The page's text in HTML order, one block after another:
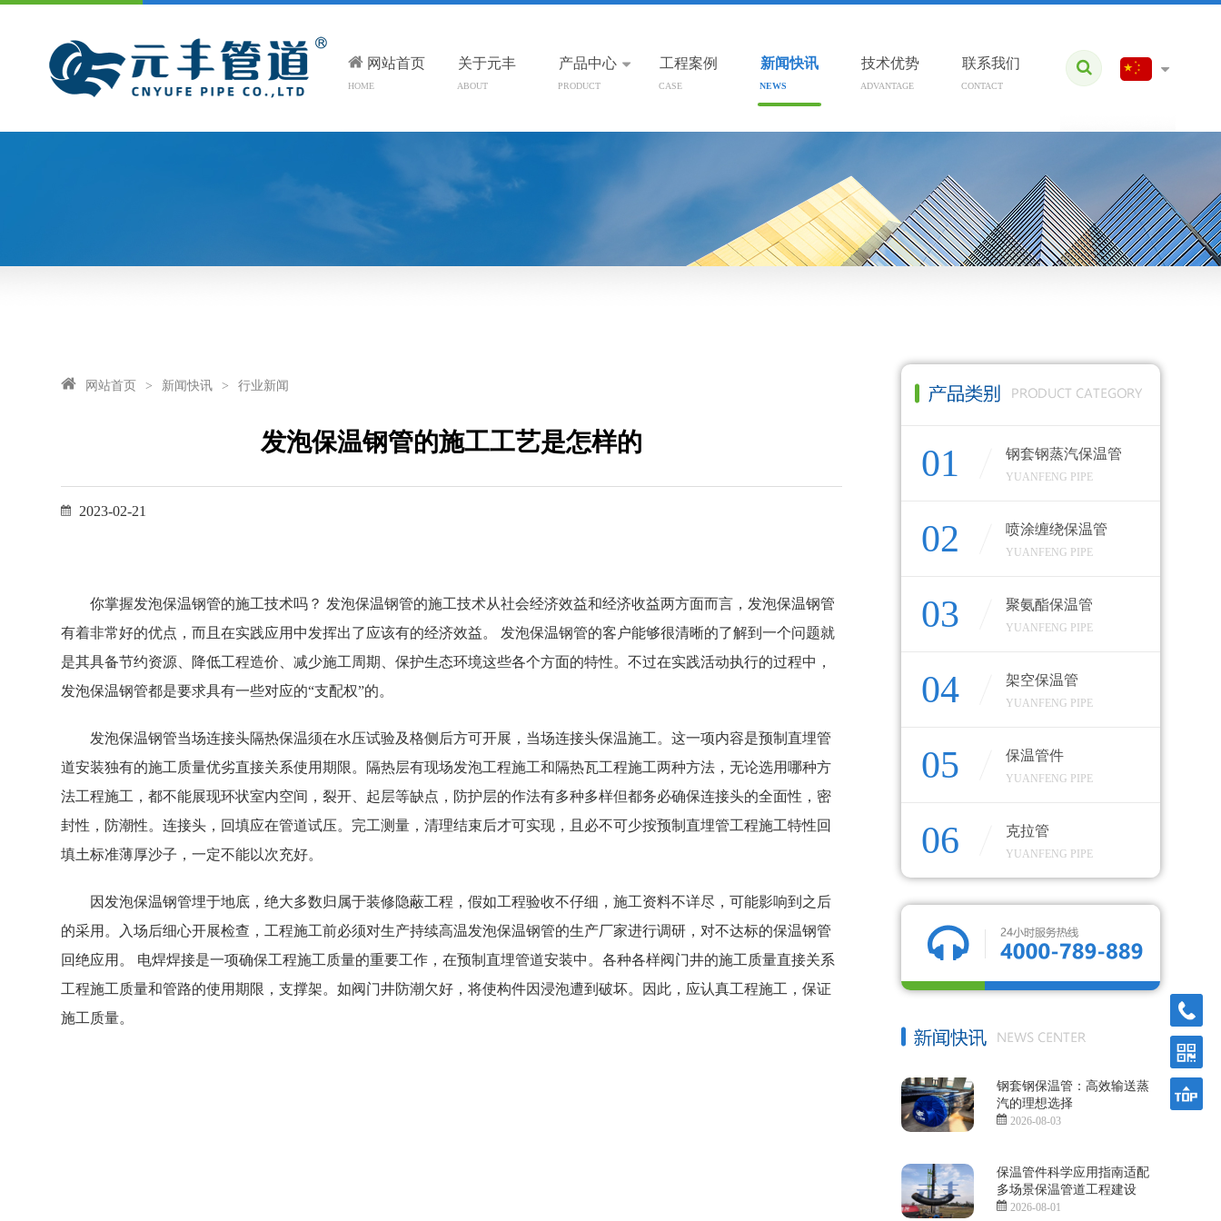
网站首页
HOME
关于元丰
ABOUT
产品中心
PRODUCT
工程案例
CASE
新闻快讯
NEWS
技术优势
ADVANTAGE
联系我们
CONTACT
网站首页 > 新闻快讯 > 行业新闻
发泡保温钢管的施工工艺是怎样的
2023-02-21
你掌握发泡保温钢管的施工技术吗？ 发泡保温钢管的施工技术从社会经济效益和经济收益两方面而言，发泡保温钢管
有着非常好的优点，而且在实践应用中发挥出了应该有的经济效益。 发泡保温钢管的客户能够很清晰的了解到一个问题就
是其具备节约资源、降低工程造价、减少施工周期、保护生态环境这些各个方面的特性。不过在实践活动执行的过程中，
发泡保温钢管都是要求具有一些对应的“支配权”的。
发泡保温钢管当场连接头隔热保温须在水压试验及格侧后方可开展，当场连接头保温施工。这一项内容是预制直埋管
道安装独有的施工质量优劣直接关系使用期限。隔热层有现场发泡工程施工和隔热瓦工程施工两种方法，无论选用哪种方
法工程施工，都不能展现环状室内空间，裂开、起层等缺点，防护层的作法有多种多样但都务必确保连接头的全面性，密
封性，防潮性。连接头，回填应在管道试压。完工测量，清理结束后才可实现，且必不可少按预制直埋管工程施工特性回
填土标准薄厚沙子，一定不能以次充好。
因发泡保温钢管埋于地底，绝大多数归属于装修隐蔽工程，假如工程验收不仔细，施工资料不详尽，可能影响到之后
的采用。入场后细心开展检查，工程施工前必须对生产持续高温发泡保温钢管的生产厂家进行调研，对不达标的保温钢管
回绝应用。 电焊焊接是一项确保工程施工质量的重要工作，在预制直埋管道安装中。各种各样阀门井的施工质量直接关系
工程施工质量和管路的使用期限，支撑架。如阀门井防潮欠好，将使构件因浸泡遭到破坏。因此，应认真工程施工，保证
施工质量。
01 钢套钢蒸汽保温管
YUANFENG PIPE
02 喷涂缠绕保温管
YUANFENG PIPE
03 聚氨酯保温管
YUANFENG PIPE
04 架空保温管
YUANFENG PIPE
05 保温管件
YUANFENG PIPE
06 克拉管
YUANFENG PIPE
钢套钢保温管：高效输送蒸
汽的理想选择
2026-08-03
保温管件科学应用指南适配
多场景保温管道工程建设
2026-08-01
4000-
789-
889